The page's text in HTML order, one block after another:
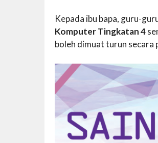
Kepada ibu bapa, guru-
Komputer Tingkatan 4
boleh dimuat turun secara